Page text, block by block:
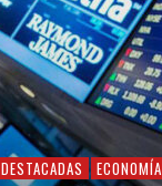
DESTACADAS ECONOMÍA